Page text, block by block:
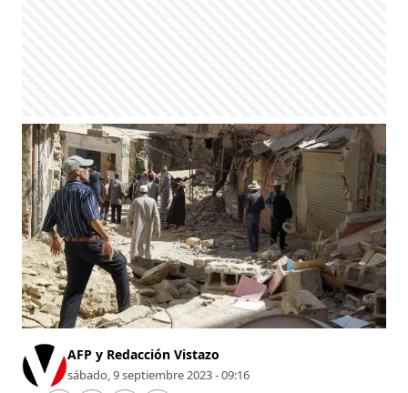
AFP y Redacción Vistazo
sábado, 9 septiembre 2023 - 09:16